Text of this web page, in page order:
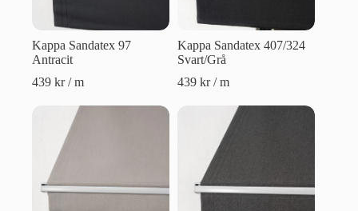
Kappa Sandatex 97
Antracit
439 kr / m
Kappa Sandatex 407/324
Svart/Grå
439kr / m